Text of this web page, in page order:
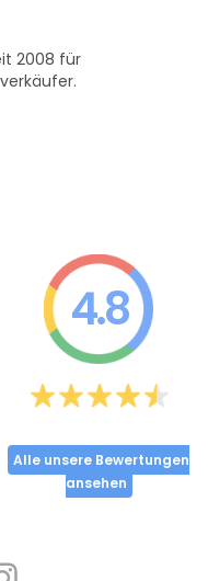
2008 für
4.8
Alle unsere Bewertungen
ansehen